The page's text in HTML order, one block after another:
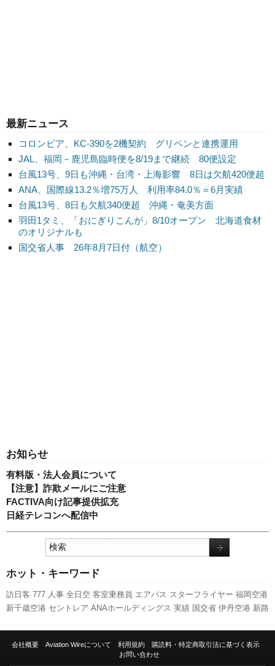
最新ニュース
コロンビア、KC-390を2機契約 グリペンと連携運用
JAL、福岡－鹿児島臨時便を8/19まで継続 80便設定
台風13号、9日も沖縄・台湾・上海影響 8日は欠航420便超
ANA、国際線13.2％増75万人 利用率84.0％＝6月実績
台風13号、8日も欠航340便超 沖縄・奄美方面
羽田1タミ、「おにぎりこんが」8/10オープン 北海道食材
のオリジナルも
国交省人事 26年8月7日付（航空）
お知らせ
有料版・法人会員について
【注意】詐欺メールにご注意
FACTIVA向け記事提供拡充
日経テレコンへ配信中
ホット・キーワード
訪日客 777 人事 全日空 客室乗務員 エアバス スターフライヤー 福岡空港
新千歳空港 セントレア ANAホールディングス 実績 国交省 伊丹空港 新路
コロナウイルス 国交省航空局 787 先週の注目記事 ピーチ・アビエーショ
会社概要 Aviation Wireについて 利用規約
購読料・特定商取引法に基づく表示
お問い合わせ